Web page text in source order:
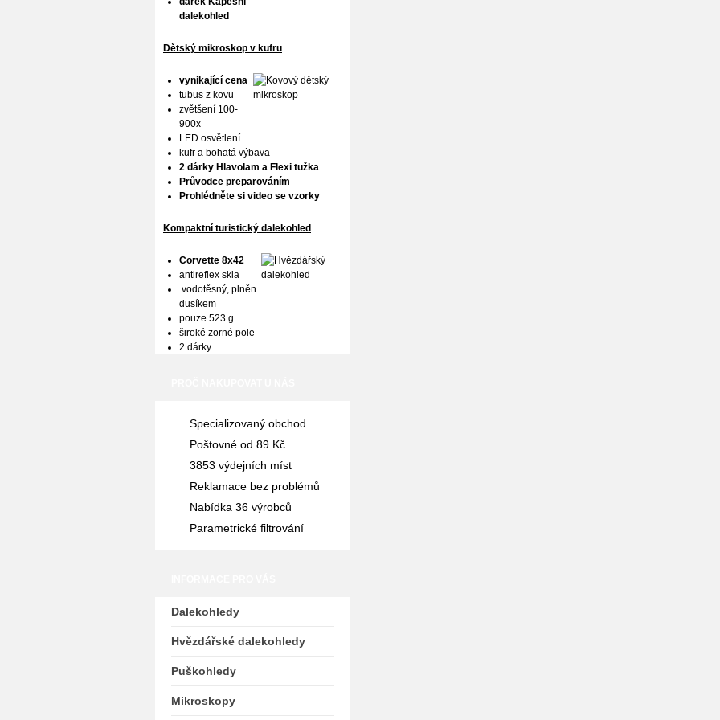
dalekohled
Dětský mikroskop v kufru
vynikající cena
tubus z kovu
zvětšení 100-
900x
LED osvětlení
kufr a bohatá výbava
2 dárky Hlavolam a Flexi tužka
Průvodce preparováním
Prohlédněte si video se vzorky
Kompaktní turistický dalekohled
Corvette 8x42
antireflex skla
vodotěsný, plněn
dusíkem
pouze 523 g
široké zorné pole
2 dárky
Specializovaný obchod
Poštovné od 89 Kč
3853 výdejních míst
Reklamace bez problémů
Nabídka 36 výrobců
Parametrické filtrování
Dalekohledy
Hvězdářské dalekohledy
Puškohledy
Mikroskopy